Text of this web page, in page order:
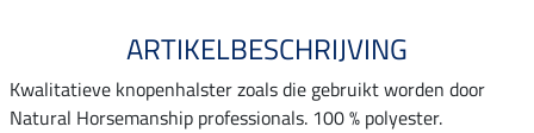
ARTIKELBESCHRIJVING
Kwalitatieve knopenhalster zoals die gebruikt worden door
Natural Horsemanship professionals. 100 % polyester.